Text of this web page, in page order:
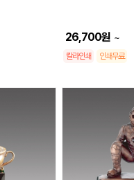
26,700원 ~
칼라인쇄 인쇄무료